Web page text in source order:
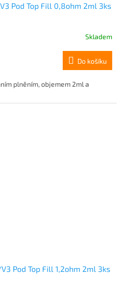
Pod Top Fill 0,8ohm 2ml 3ks
Skladem
Do košíku
plněním, objemem 2ml a
Pod Top Fill 1,2ohm 2ml 3ks